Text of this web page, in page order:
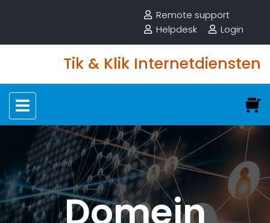
Remote support
Helpdesk
Login
Tik & Klik Internetdiensten
Domein